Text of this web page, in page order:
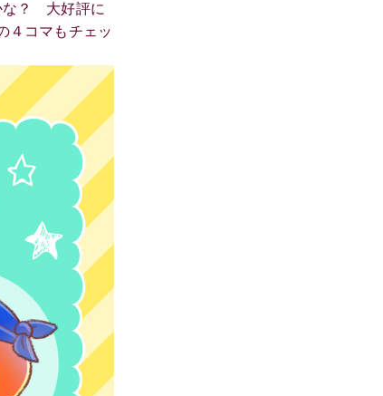
な？ 大好評に
４コマもチェッ